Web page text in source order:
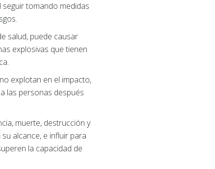
tomando medidas
salud, puede causar
explosivas que tienen
explotan en el impacto,
las personas después
muerte, destrucción y
alcance, e influir para
la capacidad de